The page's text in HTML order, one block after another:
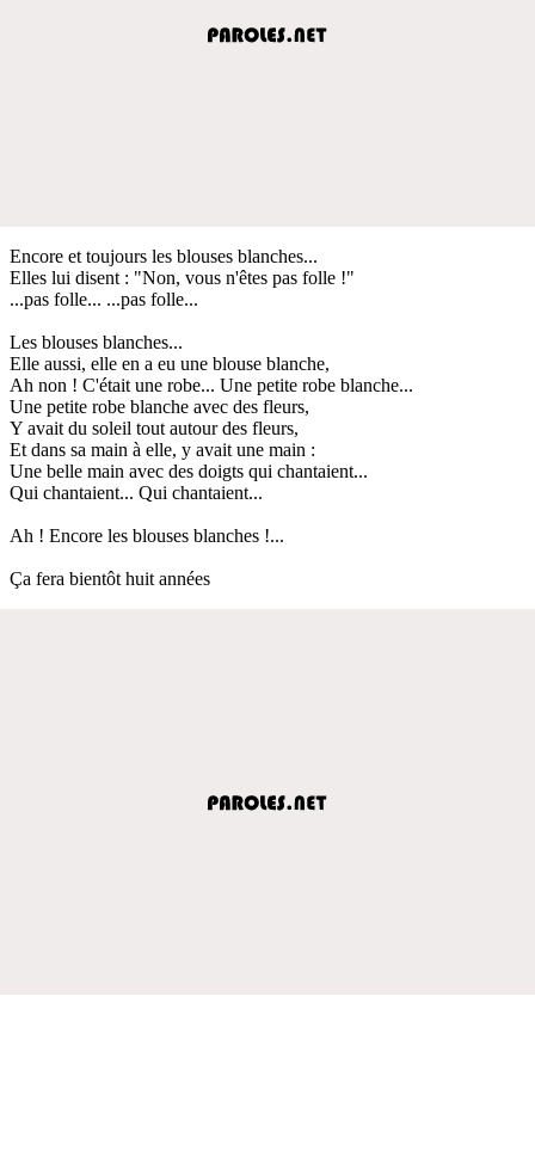
Encore et toujours les blouses blanches...
Elles lui disent : "Non, vous n'êtes pas folle !"
...pas folle... ...pas folle...
Les blouses blanches...
Elle aussi, elle en a eu une blouse blanche,
Ah non ! C'était une robe... Une petite robe blanche...
Une petite robe blanche avec des fleurs,
Y avait du soleil tout autour des fleurs,
Et dans sa main à elle, y avait une main :
Une belle main avec des doigts qui chantaient...
Qui chantaient... Qui chantaient...
Ah ! Encore les blouses blanches !...
Ça fera bientôt huit années